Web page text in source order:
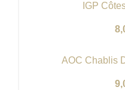
IGP
AOC Chablis